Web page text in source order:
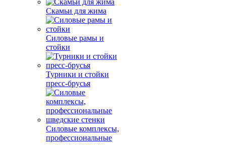
Скамьи для жима
Силовые рамы и
стойки
Турники и стойки
пресс-брусья
Силовые комплексы,
профессиональные